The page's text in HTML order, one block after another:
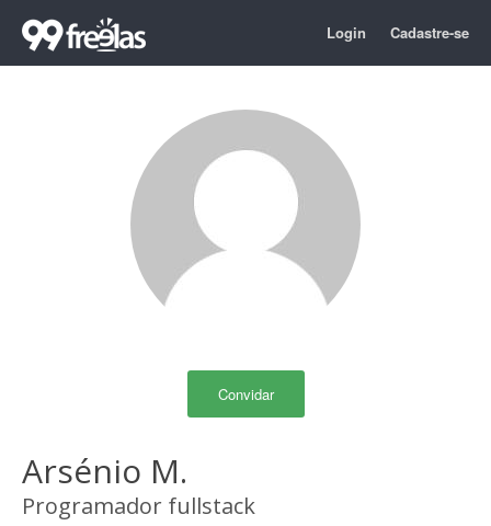
Login Cadastre-se
Convidar
Arsénio M.
Programador fullstack